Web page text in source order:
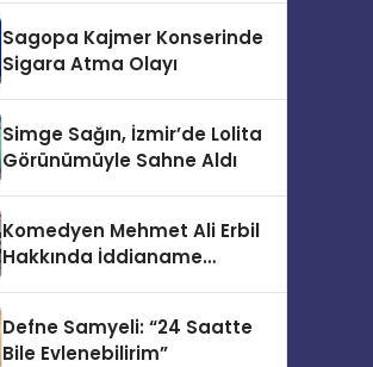
Sagopa Kajmer Konserinde
Sigara Atma Olayı
Simge Sağın, İzmir’de Lolita
Görünümüyle Sahne Aldı
Komedyen Mehmet Ali Erbil
Hakkında İddianame
Defne Samyeli: “24 Saatte
Bile Evlenebilirim”